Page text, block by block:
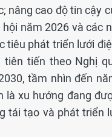
nâng cao độ tin cậy
năm 2026 và các
tiêu phát triển lưới
tiến theo Nghị
tầm nhìn đến
là xu hướng đang
tái tạo và phát triển